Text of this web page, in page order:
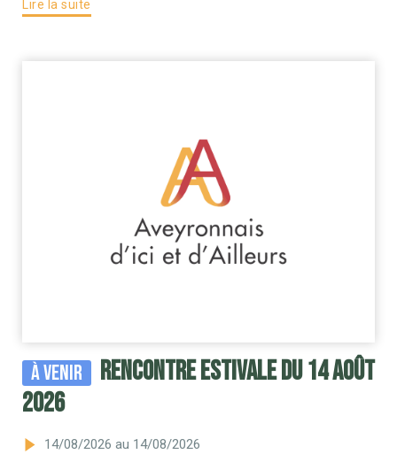
Lire la suite
À venir
RENCONTRE ESTIVALE DU 14 AOÛT
2026
14/08/2026 au 14/08/2026